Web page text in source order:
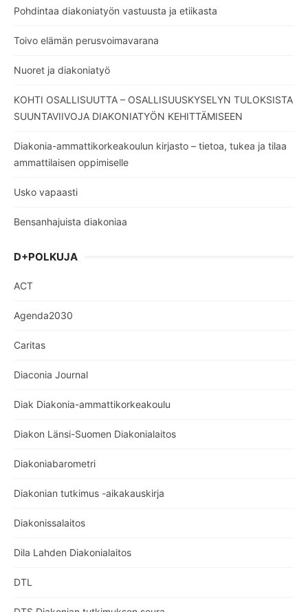
Pohdintaa diakoniatyön vastuusta ja etiikasta
Toivo elämän perusvoimavarana
Nuoret ja diakoniatyö
KOHTI OSALLISUUTTA – OSALLISUUSKYSELYN TULOKSISTA
SUUNTAVIIVOJA DIAKONIATYÖN KEHITTÄMISEEN
Diakonia-ammattikorkeakoulun kirjasto – tietoa, tukea ja tilaa
ammattilaisen oppimiselle
Usko vapaasti
Bensanhajuista diakoniaa
D+POLKUJA
ACT
Agenda2030
Caritas
Diaconia Journal
Diak Diakonia-ammattikorkeakoulu
Diakon Länsi-Suomen Diakonialaitos
Diakoniabarometri
Diakonian tutkimus -aikakauskirja
Diakonissalaitos
Dila Lahden Diakonialaitos
DTL